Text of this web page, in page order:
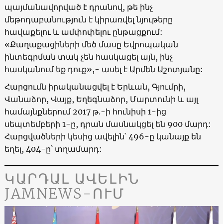
պայմանավորված է դրանով, թե ինչ
մեթոդաբանություն է կիրառվել նյութերը
հավաքելու և ամփոփելու ընթացքում:
«Քաղաքացիների մեծ մասը Եվրոպական
ինտեգրման տակ չեն հասկացել այն, ինչ
հասկանում եք դուք»,- ասել է Արմեն Աշոտյանը:
Հարցումն իրականացվել է Երևան, Գյումրի,
Վանաձոր, Վայք, Եղեգնաձոր, Մարտունի և այլ
համայնքներում 2017 թ.-ի հունիսի 1-ից
սեպտեմբերի 1-ը, դրան մասնակցել են 900 մարդ:
Հարցվածների կեսից ավելին՝ 496-ը կանայք են
եղել, 404-ը՝ տղամարդ:
ԿԱՐԴԱԼ ԱՎԵԼԻՆ
JAMNEWS-ՈՒՄ